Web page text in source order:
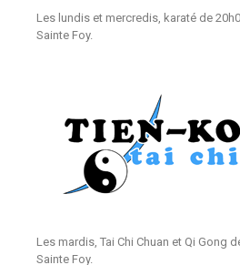
Les lundis et mercredis, karaté de
Sainte Foy.
Les mardis, Tai Chi Chuan et Qi Gong
Sainte Foy.